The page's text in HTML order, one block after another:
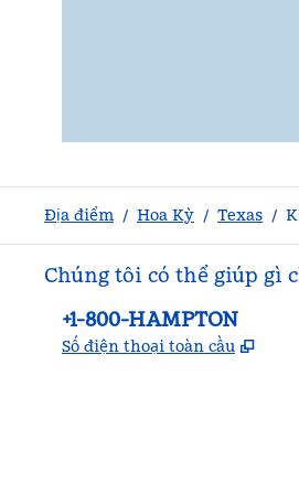
Địa điểm / Hoa Kỳ / Texas /
Chúng tôi có thể giúp gì
Điện thoại:
+1-800-HAMPTON
Số điện thoại toàn cầu ,